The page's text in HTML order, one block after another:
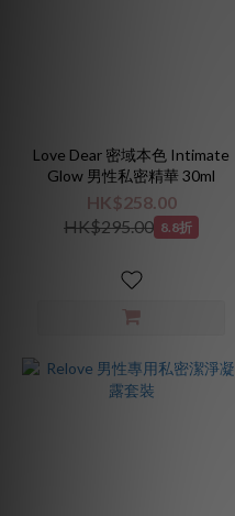
Love Dear 密域本色 Intimate
Glow 男性私密精華 30ml
HK$258.00
HK$295.00 8.8折